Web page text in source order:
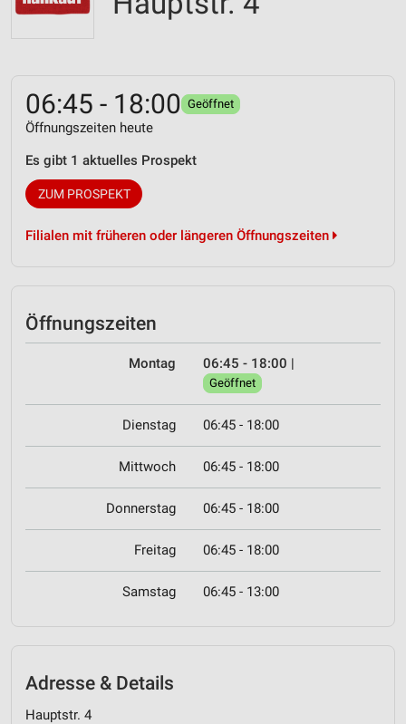
06:45 - 18:00 Geöffnet
Öffnungszeiten heute
Es gibt 1 aktuelles Prospekt
ZUM PROSPEKT
Filialen mit früheren oder längeren Öffnungszeiten
Öffnungszeiten
Montag 06:45 - 18:00 |
Geöffnet
Dienstag 06:45 - 18:00
Mittwoch 06:45 - 18:00
Donnerstag 06:45 - 18:00
Freitag 06:45 - 18:00
Samstag 06:45 - 13:00
Adresse & Details
Hauptstr. 4